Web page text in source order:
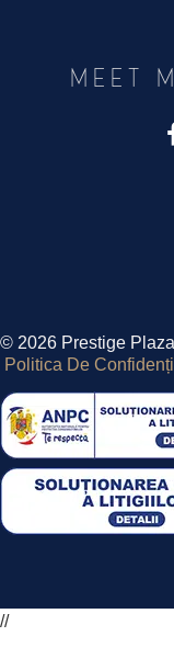
Meet
© 2026 Prestige Plaza
Politica De
//